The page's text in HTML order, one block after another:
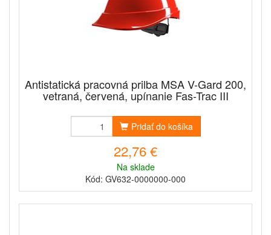
Antistatická pracovná prilba MSA V-Gard 200,
vetraná, červená, upínanie Fas-Trac III
Pridať do košíka
22,76 €
Na sklade
Kód: GV632-0000000-000